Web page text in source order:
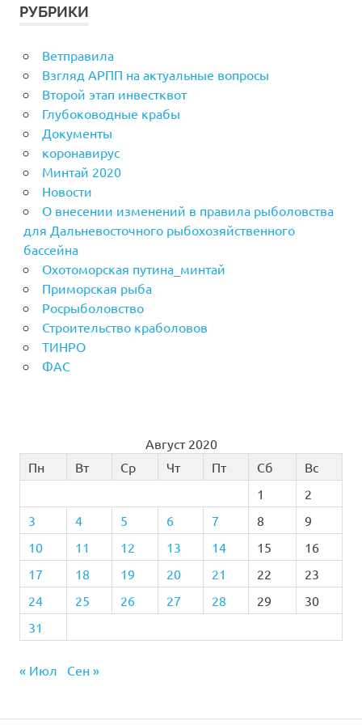
РУБРИКИ
Ветправила
Взгляд АРПП на актуальные вопросы
Второй этап инвестквот
Глубоководные крабы
Документы
коронавирус
Минтай 2020
Новости
О внесении изменений в правила рыболовства
для Дальневосточного рыбохозяйственного
бассейна
Охотоморская путина_минтай
Приморская рыба
Росрыболовство
Строительство краболовов
ТИНРО
ФАС
Август 2020
Пн
Вт Ср Чт Пт Сб
Вс
1
2
3
4 5 6 7 8
9
10
11 12 13 14 15
16
17
18 19 20 21 22
23
24
25 26 27 28 29
30
31
« Июл Сен »